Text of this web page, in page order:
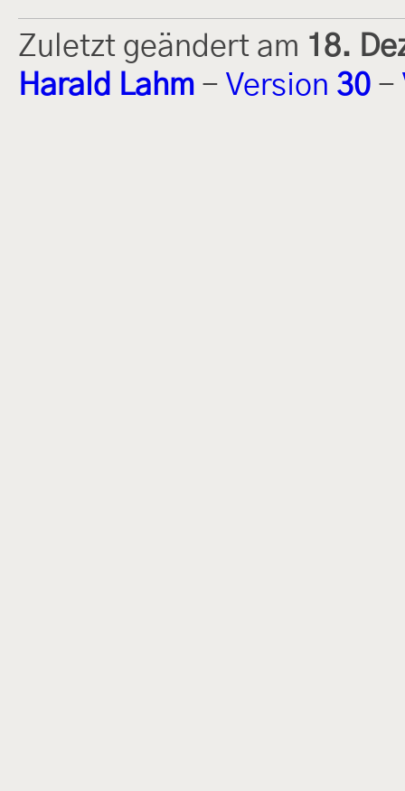
Zuletzt geändert am 18.
Harald Lahm - Version 30 -